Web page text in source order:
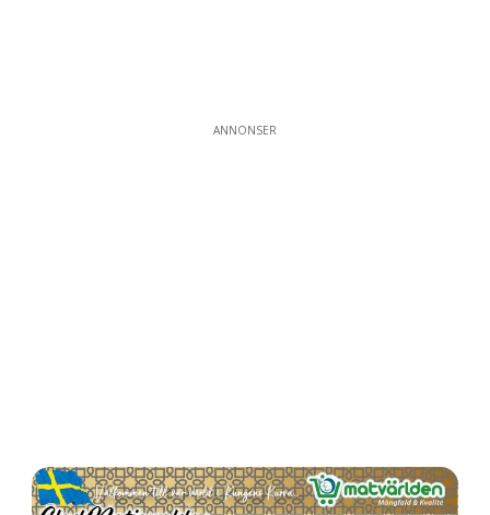
ANNONSER